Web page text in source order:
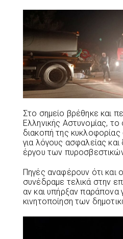
Στο σημείο βρέθηκε και
Ελληνικής Αστυνομίας,
διακοπή της
για λόγους ασφαλείας
έργου των
Πηγές αναφέρουν ότι
συνέδραμε τελικά στην
αν και υπήρξαν παράπονα
κινητοποίηση των